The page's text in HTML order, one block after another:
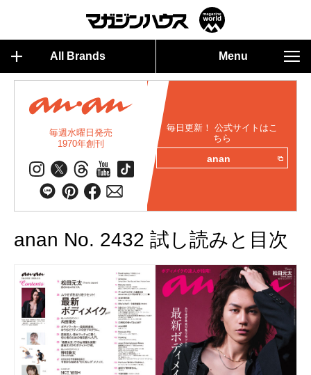
All Brands Menu
毎週水曜日発売
1970年創刊
毎日更新！ 公式サイトはこ
ちら
anan
anan No. 2432 試し読みと目次